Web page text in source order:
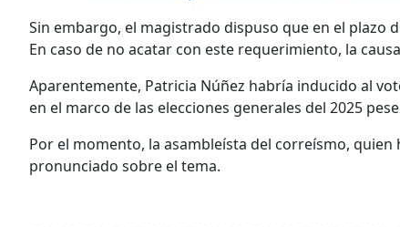
Sin embargo, el magistrado dispuso que en el plazo
En caso de no acatar con este requerimiento, la
Aparentemente, Patricia Núñez habría inducido al
en el marco de las elecciones generales del 2025
Por el momento, la asambleísta del correísmo,
pronunciado sobre el tema.